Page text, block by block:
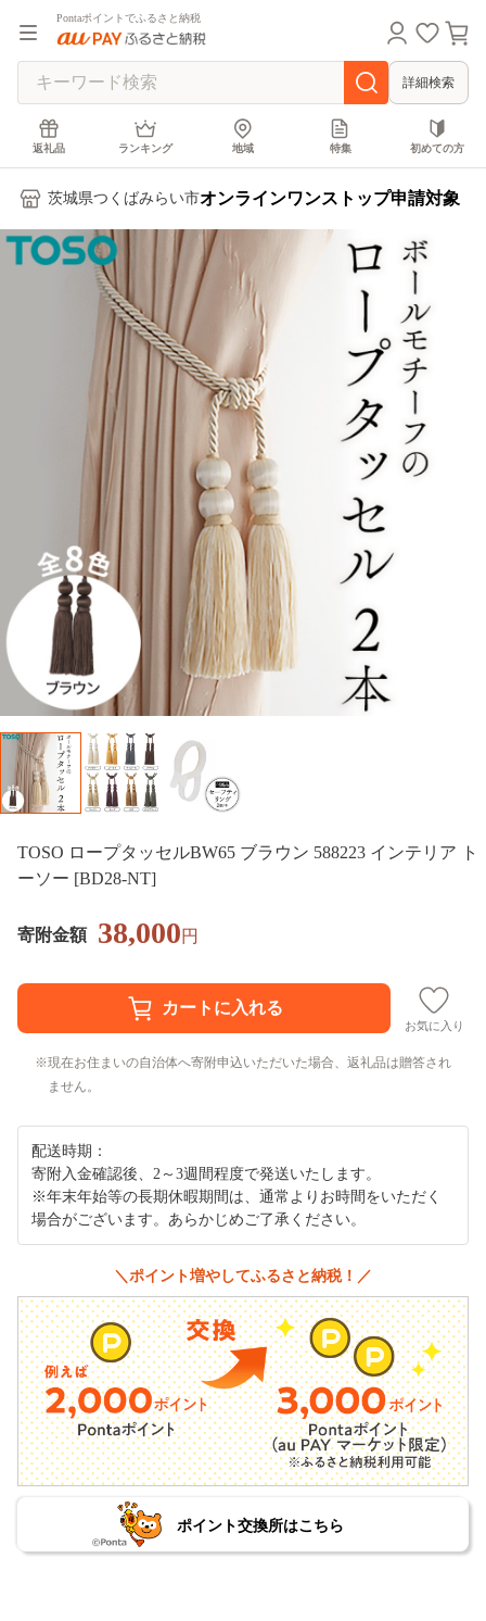
Pontaポイントでふるさと納税
詳細検索
返礼品 ランキング 地域 特集 初めての方
茨城県つくばみらい市オンラインワンストップ申請対象
TOSO ロープタッセルBW65 ブラウン 588223 インテリア ト
ーソー [BD28-NT]
寄附金額 38,000円
お気に入り
現在お住まいの自治体へ寄附申込いただいた場合、返礼品は贈答され
ません。
配送時期：
寄附入金確認後、2～3週間程度で発送いたします。
※年末年始等の長期休暇期間は、通常よりお時間をいただく
場合がございます。あらかじめご了承ください。
＼ポイント増やしてふるさと納税！／
ポイント交換所はこちら